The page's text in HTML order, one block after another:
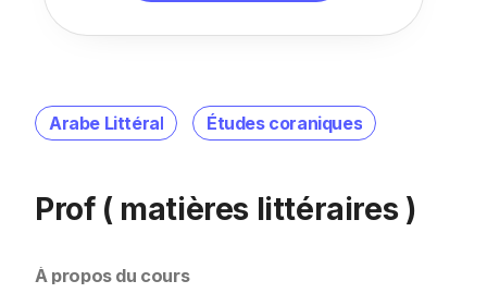
Arabe Littéral Études coraniques
Prof ( matières littéraires )
À propos du cours